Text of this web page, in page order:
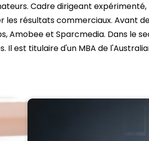
Cadre dirigeant
résultats commerciaux. Avant
Amobee et Sparcmedia. Dans le
Il est titulaire d'un MBA de